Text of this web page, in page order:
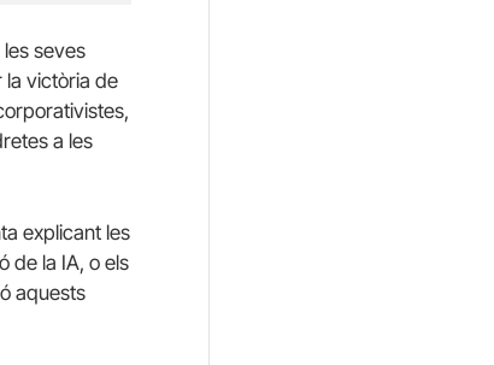
seves
la victòria de
a les
explicant les
de la IA, o els
aquests